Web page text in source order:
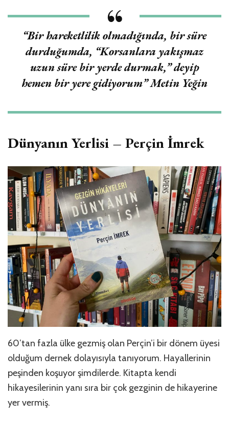
“Bir hareketlilik olmadığında, bir süre
durduğumda, “Korsanlara yakışmaz
uzun süre bir yerde durmak,” deyip
hemen bir yere gidiyorum”Metin Yeğin
Dünyanın Yerlisi – Perçin İmrek
60’tan fazla ülke gezmiş olan Perçin’i bir dönem üyesi
olduğum dernek dolayısıyla tanıyorum. Hayallerinin
peşinden koşuyor şimdilerde. Kitapta kendi
hikayesilerinin yanı sıra bir çok gezginin de hikayerine
yer vermiş.